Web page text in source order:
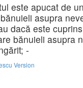
este apucat de
asupra
dacă este
bănuieli asupra
-
Version